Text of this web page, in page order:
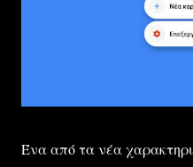
Ένα από τα νέα